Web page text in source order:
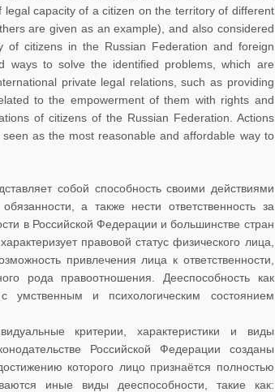
capacity of a citizen on the territory of different
are given as an example), and also considered
citizens in the Russian Federation and foreign
ways to solve the identified problems, which are
private legal relations, such as providing
to the empowerment of them with rights and
of citizens of the Russian Federation. Actions
as the most reasonable and affordable way to
собой способность своими действиями
а также нести ответственность за
в Российской Федерации и большинстве стран
правовой статус физического лица,
привлечения лица к ответственности,
рода правоотношения. Дееспособность как
умственным и психологическим состоянием
критерии, характеристики и виды
Российской Федерации созданы
которого лицо признаётся полностью
иные виды дееспособности, такие как: